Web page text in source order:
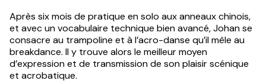
Après six mois de pratique en solo aux anneaux chinois,
et avec un vocabulaire technique bien avancé, Johan se
consacre au trampoline et à l’acro-danse qu’il mêle au
breakdance. Il y trouve alors le meilleur moyen
d’expression et de transmission de son plaisir scénique
et acrobatique.